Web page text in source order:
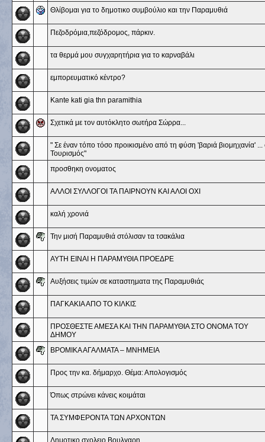
Θλίβομαι για το δημοτικο συμβούλιο και την Παραμυθιά
Πεζοδρόμια,πεζόδρομος, πάρκιν.
τα θερμά μου συγχαρητήρια για το καρναβάλι
εμπορευματικό κέντρο?
Kante kati gia thn paramithia
Σχετικά με τον αυτόκλητο σωτήρα Σώρρα...
" Σε έναν τόπο τόσο προικισμένο από τη φύση 'βαριά βιομηχανία' ...
Τουρισμός"
προσθηκη ονοματος
ΑΛΛΟΙ ΣΥΛΛΟΓΟΙ ΤΑ ΠΑΙΡΝΟΥΝ ΚΑΙ ΑΛΟΙ ΟΧΙ
καλή χρονιά
Την μισή Παραμυθιά στόλισαν τα τσακάλια
ΑΥΤΗ ΕΙΝΑΙ Η ΠΑΡΑΜΥΘΙΑ ΠΡΟΕΔΡΕ
Αυξήσεις τιμών σε καταστηματα της Παραμυθιάς
ΠΑΓΚΑΚΙΑ ΑΠΟ ΤΟ ΚΙΛΚΙΣ
ΠΡΟΣΘΕΣΤΕ ΑΜΕΣΑ ΚΑΙ ΤΗΝ ΠΑΡΑΜΥΘΙΑ ΣΤΟ ΟΝΟΜΑ ΤΟΥ
ΔΗΜΟΥ
ΒΡΟΜΙΚΑ ΑΓΑΛΜΑΤΑ – ΜΝΗΜΕΙΑ
Προς την κα. δήμαρχο. Θέμα: Απολογισμός
Όπως στρώνει κάνεις κοιμάται
ΤΑ ΣΥΜΦΕΡΟΝΤΑ ΤΩΝ ΑΡΧΟΝΤΩΝ
Δημοτικο σχολειο Βουλγαρη